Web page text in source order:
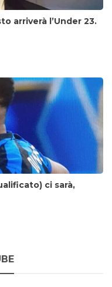
arriverà l’Under 23.
ci sarà,